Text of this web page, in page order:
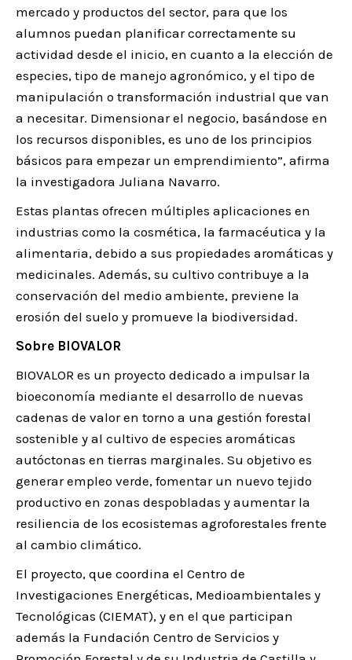
mercado y productos del sector, para que los
alumnos puedan planificar correctamente su
actividad desde el inicio, en cuanto a la elección de
especies, tipo de manejo agronómico, y el tipo de
manipulación o transformación industrial que van
a necesitar. Dimensionar el negocio, basándose en
los recursos disponibles, es uno de los principios
básicos para empezar un emprendimiento”, afirma
la investigadora Juliana Navarro.
Estas plantas ofrecen múltiples aplicaciones en
industrias como la cosmética, la farmacéutica y la
alimentaria, debido a sus propiedades aromáticas y
medicinales. Además, su cultivo contribuye a la
conservación del medio ambiente, previene la
erosión del suelo y promueve la biodiversidad.
Sobre BIOVALOR
BIOVALOR es un proyecto dedicado a impulsar la
bioeconomía mediante el desarrollo de nuevas
cadenas de valor en torno a una gestión forestal
sostenible y al cultivo de especies aromáticas
autóctonas en tierras marginales. Su objetivo es
generar empleo verde, fomentar un nuevo tejido
productivo en zonas despobladas y aumentar la
resiliencia de los ecosistemas agroforestales frente
al cambio climático.
El proyecto, que coordina el Centro de
Investigaciones Energéticas, Medioambientales y
Tecnológicas (CIEMAT), y en el que participan
además la Fundación Centro de Servicios y